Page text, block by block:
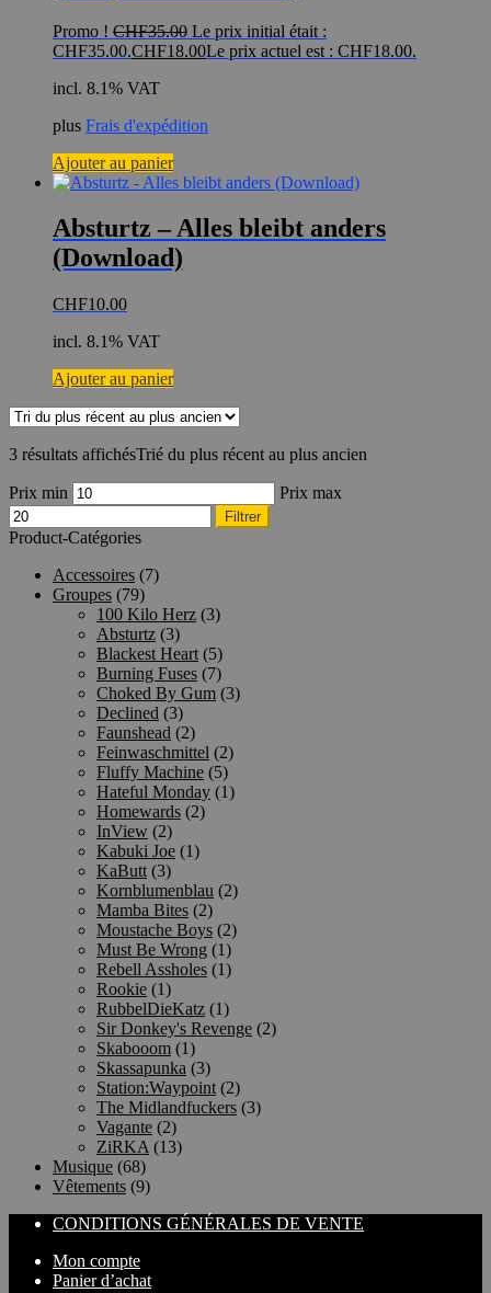
Promo ! CHF35.00 Le prix initial était :
CHF35.00.CHF18.00Le prix actuel est : CHF18.00.
incl. 8.1% VAT
plus Frais d'expédition
Ajouter au panier
Absturtz – Alles bleibt anders
(Download)
CHF10.00
incl. 8.1% VAT
Ajouter au panier
3 résultats affichésTrié du plus récent au plus ancien
Prix min Prix max
Filtrer
Product-Catégories
Accessoires (7)
Groupes (79)
100 Kilo Herz (3)
Absturtz (3)
Blackest Heart (5)
Burning Fuses (7)
Choked By Gum (3)
Declined (3)
Faunshead (2)
Feinwaschmittel (2)
Fluffy Machine (5)
Hateful Monday (1)
Homewards (2)
InView (2)
Kabuki Joe (1)
KaButt (3)
Kornblumenblau (2)
Mamba Bites (2)
Moustache Boys (2)
Must Be Wrong (1)
Rebell Assholes (1)
Rookie (1)
RubbelDieKatz (1)
Sir Donkey's Revenge (2)
Skabooom (1)
Skassapunka (3)
Station:Waypoint (2)
The Midlandfuckers (3)
Vagante (2)
ZiRKA (13)
Musique (68)
Vêtements (9)
CONDITIONS GÉNÉRALES DE VENTE
Mon compte
Panier d’achat